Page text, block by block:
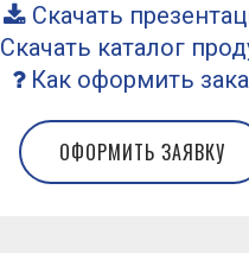
Скачать
Скачать каталог
Как оформить
ОФОРМИТЬ ЗАЯВКУ